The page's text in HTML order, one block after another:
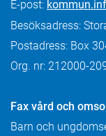
E-post:
Besöksadress:
Postadress: Box
Org. nr: 212000-
Fax vård och
Barn och